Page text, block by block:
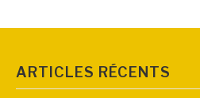
ARTICLES RÉCENTS